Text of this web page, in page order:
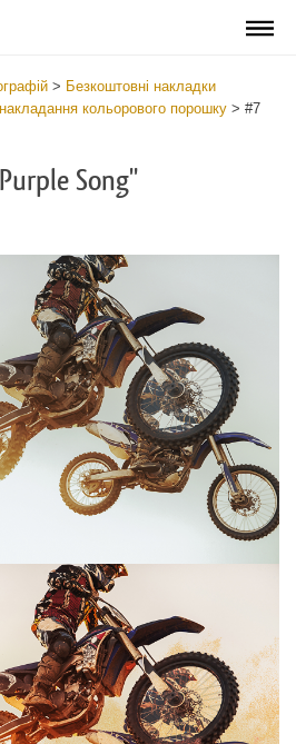
> Безкоштовні накладки
кольорового порошку > #7
Song"
select
#7